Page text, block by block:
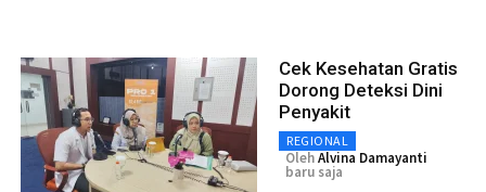
Cek Kesehatan Gratis
Dorong Deteksi Dini
Penyakit
REGIONAL
OlehAlvina Damayanti
baru saja